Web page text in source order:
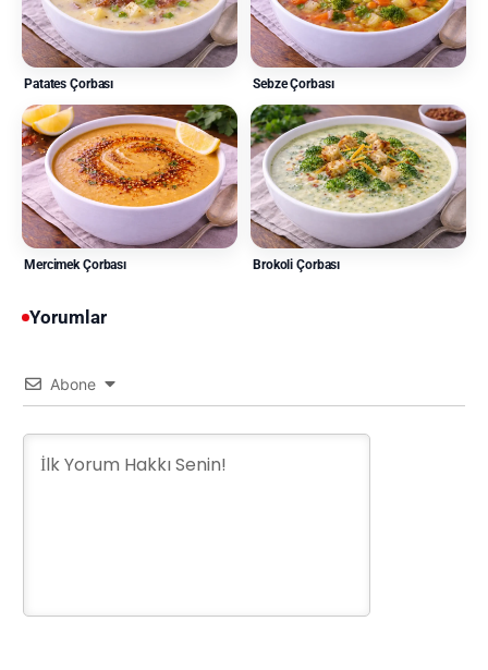
Patates Çorbası Sebze Çorbası
Mercimek Çorbası Brokoli Çorbası
Yorumlar
Abone